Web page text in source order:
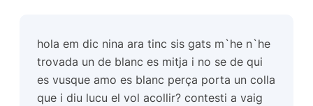
hola em dic nina ara tinc sis gats m`he n`he
trovada un de blanc es mitja i no se de qui
es vusque amo es blanc perça porta un colla
que i diu lucu el vol acollir? contesti a vaig